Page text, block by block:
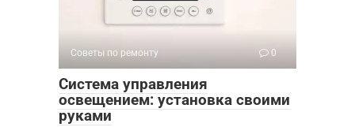
Советы по ремонту 0
Система управления
освещением: установка своими
руками